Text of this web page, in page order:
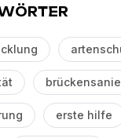
erste hilfe